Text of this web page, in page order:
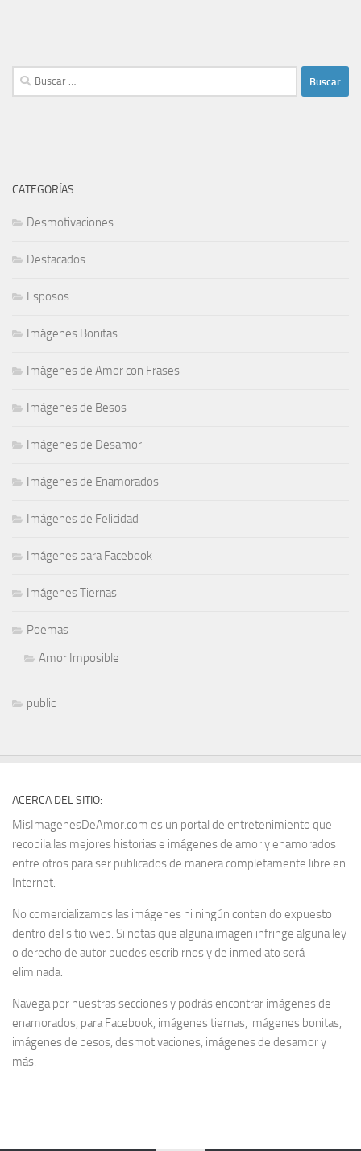
Buscar:
CATEGORÍAS
Desmotivaciones
Destacados
Esposos
Imágenes Bonitas
Imágenes de Amor con Frases
Imágenes de Besos
Imágenes de Desamor
Imágenes de Enamorados
Imágenes de Felicidad
Imágenes para Facebook
Imágenes Tiernas
Poemas
Amor Imposible
public
ACERCA DEL SITIO:
MisImagenesDeAmor.com es un portal de entretenimiento que
recopila las mejores historias e imágenes de amor y enamorados
entre otros para ser publicados de manera completamente libre en
Internet.
No comercializamos las imágenes ni ningún contenido expuesto
dentro del sitio web. Si notas que alguna imagen infringe alguna ley
o derecho de autor puedes escribirnos y de inmediato será
eliminada.
Navega por nuestras secciones y podrás encontrar imágenes de
enamorados, para Facebook, imágenes tiernas, imágenes bonitas,
imágenes de besos, desmotivaciones, imágenes de desamor y
más.